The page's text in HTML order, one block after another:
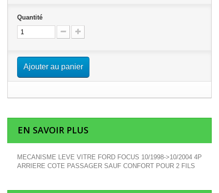
Quantité
Ajouter au panier
EN SAVOIR PLUS
MECANISME LEVE VITRE FORD FOCUS 10/1998->10/2004 4P
ARRIERE COTE PASSAGER SAUF CONFORT POUR 2 FILS